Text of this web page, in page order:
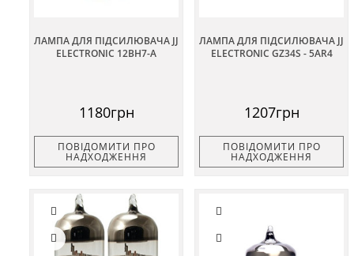
ЛАМПА ДЛЯ ПІДСИЛЮВАЧА JJ
ELECTRONIC 12BH7-A
1180грн
ПОВІДОМИТИ ПРО
НАДХОДЖЕННЯ
ЛАМПА ДЛЯ ПІДСИЛЮВАЧА JJ
ELECTRONIC GZ34S - 5AR4
1207грн
ПОВІДОМИТИ ПРО
НАДХОДЖЕННЯ